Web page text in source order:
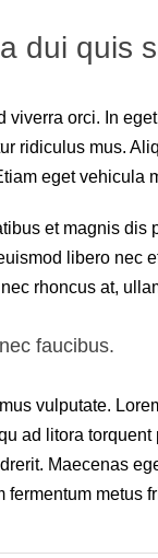
dui quis
viverra orci. In
ridiculus mus.
eget vehicula
et magnis dis
libero nec
rhoncus at,
faucibus.
vulputate.
ad litora
Maecenas
fermentum metus